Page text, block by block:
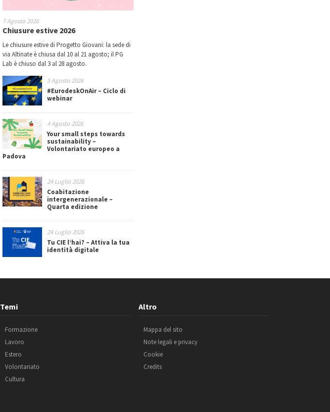
7 Agosto 2026
Chiusure estive 2026
Le chiusure estive di Progetto Giovani: la sede di
via Altinate è chiusa dal 10 al 21 agosto; il PG
Lab è chiuso dal 3 al 28 agosto.
5 Agosto 2026
#EurodeskOnAir – Ciclo di
webinar
4 Agosto 2026
Your small steps towards
sustainability –
Volontariato europeo a
Padova
24 Luglio 2026
Coabitazione
intergenerazionale –
Quarta edizione
24 Luglio 2026
Tu CIE l’hai? – Attiva la tua
identità digitale
Temi
Formazione
Lavoro
Estero
Volontariato
Cultura
Altro
Mappa del sito
Note legali e privacy
Cookie
Credits